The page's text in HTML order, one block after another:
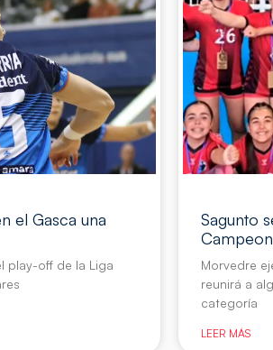
el Gasca una
play-off de la Liga
Sagunto
Morvedre
reunirá a
categoría
LEER MÁS